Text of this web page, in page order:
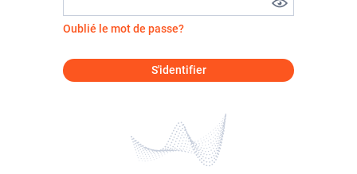
Oublié le mot de passe?
S'identifier